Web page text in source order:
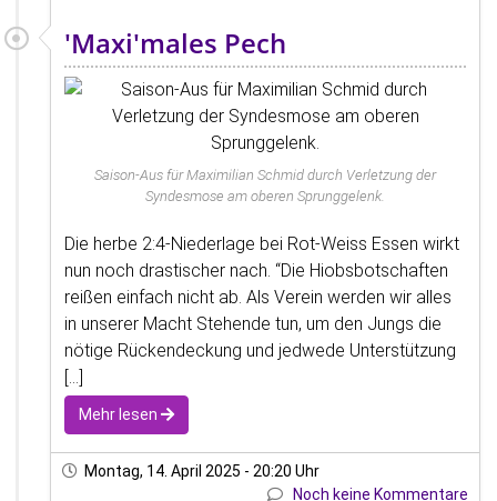
'Maxi'males Pech
Saison-Aus für Maximilian Schmid durch Verletzung der
Syndesmose am oberen Sprunggelenk.
Die herbe 2:4-Niederlage bei Rot-Weiss Essen wirkt
nun noch drastischer nach. “Die Hiobsbotschaften
reißen einfach nicht ab. Als Verein werden wir alles
in unserer Macht Stehende tun, um den Jungs die
nötige Rückendeckung und jedwede Unterstützung
[...]
Mehr lesen
Montag, 14. April 2025 - 20:20 Uhr
Noch keine Kommentare